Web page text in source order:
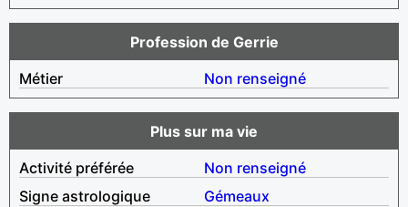
Profession de Gerrie
Métier
Non renseigné
Plus sur ma vie
Activité préférée
Non renseigné
Signe astrologique
Gémeaux